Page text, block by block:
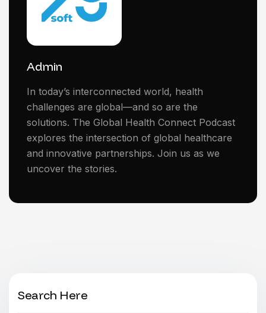
Admin
In today’s interconnected world, health
challenges are global—and so are the
solutions. The Global Health Connect Podcast
explores the intersection of global healthcare
and innovative partnerships. Join us as we
uncover the stories.
Search Here